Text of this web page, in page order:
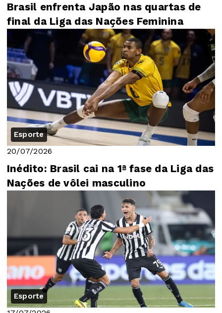
Brasil enfrenta Japão nas quartas de
final da Liga das Nações Feminina
Esporte
20/07/2026
Inédito: Brasil cai na 1ª fase da Liga das
Nações de vôlei masculino
Esporte